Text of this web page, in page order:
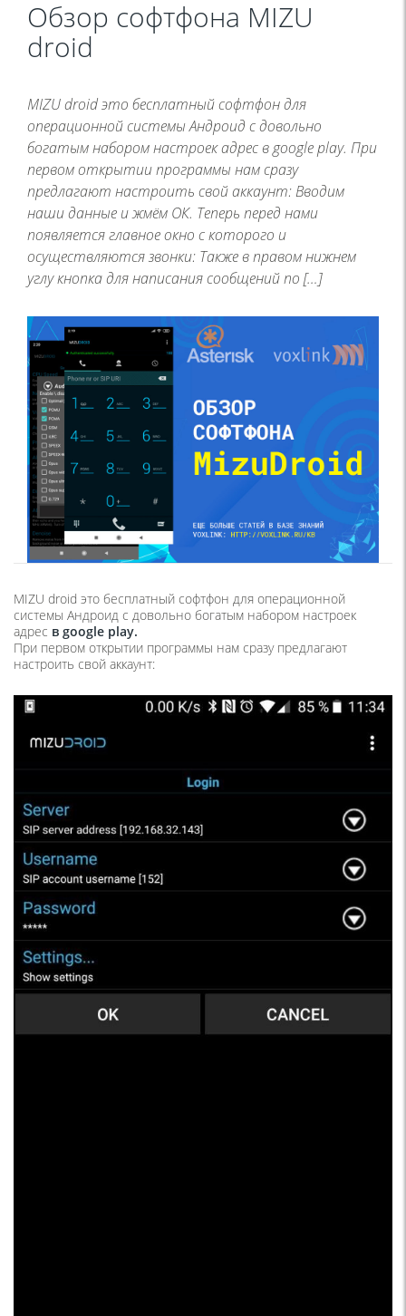
Обзор софтфона MIZU
droid
MIZU droid это бесплатный софтфон для
операционной системы Андроид с довольно
богатым набором настроек адрес в google play. При
первом открытии программы нам сразу
предлагают настроить свой аккаунт: Вводим
наши данные и жмём ОК. Теперь перед нами
появляется главное окно с которого и
осуществляются звонки: Также в правом нижнем
углу кнопка для написания сообщений по […]
MIZU droid это бесплатный софтфон для операционной
системы Андроид с довольно богатым набором настроек
адрес в google play.
При первом открытии программы нам сразу предлагают
настроить свой аккаунт: